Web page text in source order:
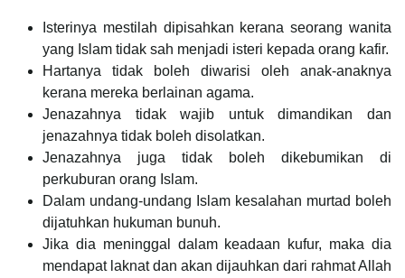
Isterinya mestilah dipisahkan kerana seorang wanita
yang Islam tidak sah menjadi isteri kepada orang kafir.
Hartanya tidak boleh diwarisi oleh anak-anaknya
kerana mereka berlainan agama.
Jenazahnya tidak wajib untuk dimandikan dan
jenazahnya tidak boleh disolatkan.
Jenazahnya juga tidak boleh dikebumikan di
perkuburan orang Islam.
Dalam undang-undang Islam kesalahan murtad boleh
dijatuhkan hukuman bunuh.
Jika dia meninggal dalam keadaan kufur, maka dia
mendapat laknat dan akan dijauhkan dari rahmat Allah